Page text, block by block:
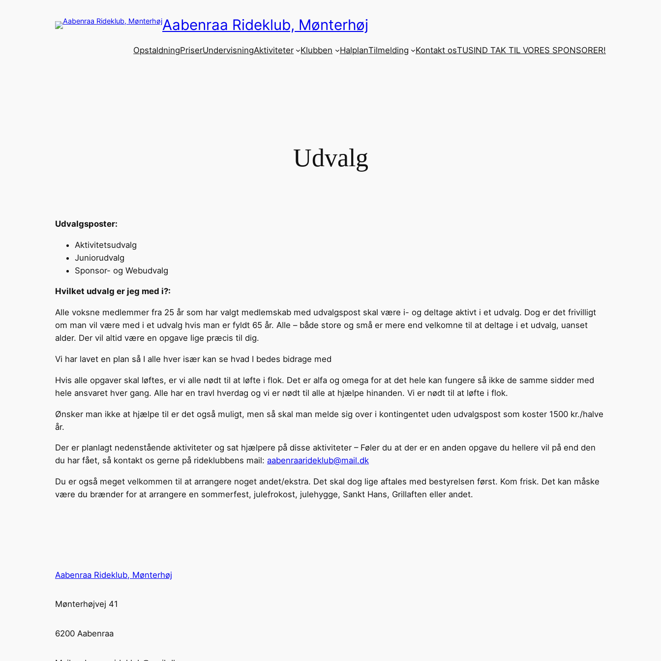
Aabenraa Rideklub, Mønterhøj
OpstaldningPriserUndervisningAktiviteter Klubben HalplanTilmelding Kontakt osTUSIND TAK TIL VORES SPONSORER!
Udvalg
Udvalgsposter:
Aktivitetsudvalg
Juniorudvalg
Sponsor- og Webudvalg
Hvilket udvalg er jeg med i?:
Alle voksne medlemmer fra 25 år som har valgt medlemskab med udvalgspost skal være i- og deltage aktivt i et udvalg. Dog er det frivilligt
om man vil være med i et udvalg hvis man er fyldt 65 år. Alle – både store og små er mere end velkomne til at deltage i et udvalg, uanset
alder. Der vil altid være en opgave lige præcis til dig.
Vi har lavet en plan så I alle hver især kan se hvad I bedes bidrage med
Hvis alle opgaver skal løftes, er vi alle nødt til at løfte i flok. Det er alfa og omega for at det hele kan fungere så ikke de samme sidder med
hele ansvaret hver gang. Alle har en travl hverdag og vi er nødt til alle at hjælpe hinanden. Vi er nødt til at løfte i flok.
Ønsker man ikke at hjælpe til er det også muligt, men så skal man melde sig over i kontingentet uden udvalgspost som koster 1500 kr./halve
år.
Der er planlagt nedenstående aktiviteter og sat hjælpere på disse aktiviteter – Føler du at der er en anden opgave du hellere vil på end den
du har fået, så kontakt os gerne på rideklubbens mail: aabenraarideklub@mail.dk
Du er også meget velkommen til at arrangere noget andet/ekstra. Det skal dog lige aftales med bestyrelsen først. Kom frisk. Det kan måske
være du brænder for at arrangere en sommerfest, julefrokost, julehygge, Sankt Hans, Grillaften eller andet.
Aabenraa Rideklub, Mønterhøj
Mønterhøjvej 41
6200 Aabenraa